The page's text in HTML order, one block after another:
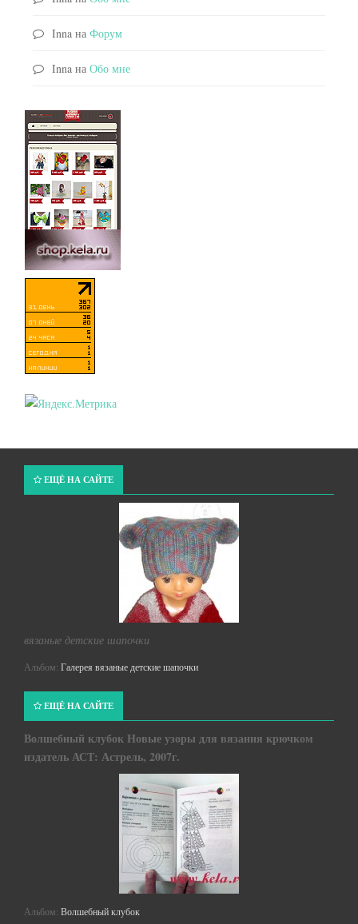
Inna на Форум
Inna на Обо мне
ЕЩЁ НА САЙТЕ
вязаные детские шапочки
Альбом: Галерея вязаные детские шапочки
ЕЩЁ НА САЙТЕ
Волшебный клубок Новые узоры для вязания крючком
издатель АСТ: Астрель, 2007г.
Альбом: Волшебный клубок